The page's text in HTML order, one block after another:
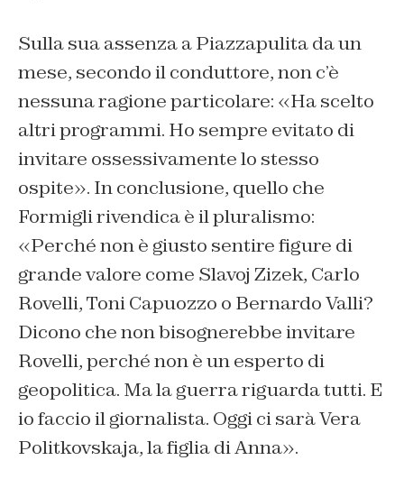
Sulla sua assenza a Piazzapulita da un
mese, secondo il conduttore, non c’è
nessuna ragione particolare: «Ha scelto
altri programmi. Ho sempre evitato di
invitare ossessivamente lo stesso
ospite». In conclusione, quello che
Formigli rivendica è il pluralismo:
«Perché non è giusto sentire figure di
grande valore come Slavoj Zizek, Carlo
Rovelli, Toni Capuozzo o Bernardo Valli?
Dicono che non bisognerebbe invitare
Rovelli, perché non è un esperto di
geopolitica. Ma la guerra riguarda tutti. E
io faccio il giornalista. Oggi ci sarà Vera
Politkovskaja, la figlia di Anna».